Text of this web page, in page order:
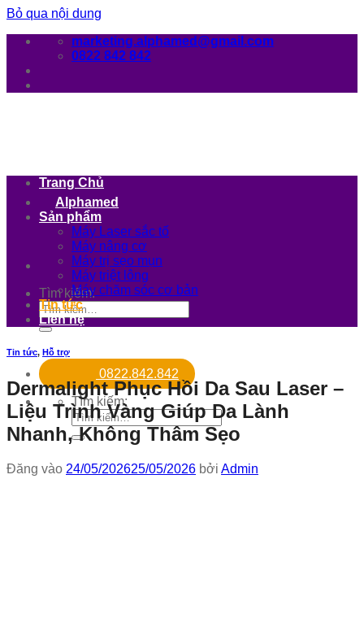
Bỏ qua nội dung
marketing.alphamed@gmail.com
0822 842 842
Tìm kiếm:
0822.842.842
Tìm kiếm:
Trang Chủ
Alphamed
Sản phẩm
Máy Laser sắc tố
Máy nâng cơ
Máy trị sẹo mụn
Máy triệt lông
Máy chăm sóc cơ bản
Tin tức
Liên hệ
Tin tức, Hỗ trợ
Dermalight Phục Hồi Da Sau Laser –
Liệu Trình Vàng Giúp Da Lành
Nhanh, Không Thâm Sẹo
Đăng vào 24/05/202625/05/2026 bởi Admin